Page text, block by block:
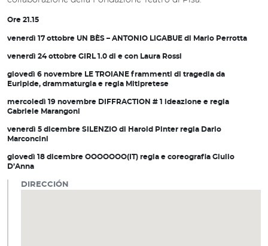
Ore 21.15
venerdì 17 ottobre UN BÈS – ANTONIO LIGABUE di Mario Perrotta
venerdì 24 ottobre GIRL 1.0 di e con Laura Rossi
giovedì 6 novembre LE TROIANE frammenti di tragedia da
Euripide, drammaturgia e regia Mitipretese
mercoledì 19 novembre DIFFRACTION # 1
ideazione e regia
Gabriele Marangoni
venerdì 5 dicembre SILENZIO di Harold Pinter regia Dario
Marconcini
giovedì 18 dicembre OOOOOOO(IT) regia e coreografia Giulio
D’Anna
DIRECCIÓN